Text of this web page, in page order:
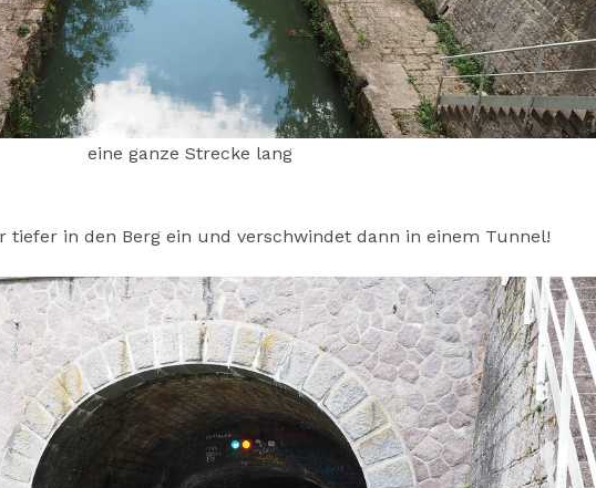
eine ganze Strecke lang
tiefer in den Berg ein und verschwindet dann in einem Tunnel!